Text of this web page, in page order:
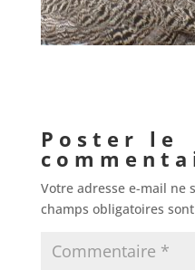
Poster le
Votre adresse e-mail ne
champs obligatoires